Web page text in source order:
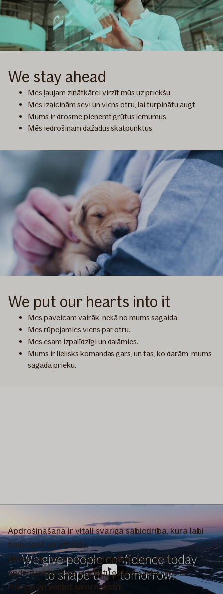
We stay ahead
Mēs ļaujam zinātkārei virzīt mūs uz priekšu.
Mēs izaicinām sevi un viens otru, lai turpinātu augt.
Mums ir drosme pieņemt grūtus lēmumus.
Mēs iedrošinām dažādus skatpunktus.
We put our hearts into it
Mēs paveicam vairāk, nekā no mums sagaida.
Mēs rūpējamies viens par otru.
Mēs esam izpalīdzīgi un dalāmies.
Mums ir lielisks komandas gars, un tas, ko darām, mums
sagādā prieku.
Apdrošināšana ir vitāli svarīga sabiedrībā, kura labi
funkcionē un attīstās.
Mums rūp, lai mūsu klientiem būtu piemērota
apdrošināšana un viņi būtu gatavi saskarties ar
riskiem un veidot savu nākotni.